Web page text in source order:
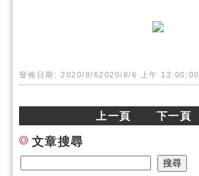
發佈日期: 2020/8/62020/8/6 上午 12:00:00
上一頁 下一頁
文章搜尋